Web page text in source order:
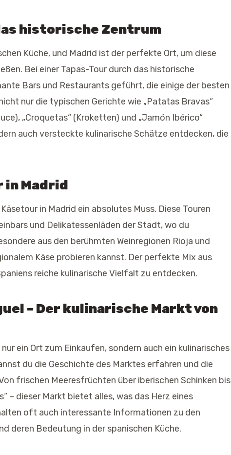
historische Zentrum
Küche, und Madrid ist der perfekte Ort, um diese
Bei einer Tapas-Tour durch das historische
Bars und Restaurants geführt, die einige der besten
nur die typischen Gerichte wie „Patatas Bravas“
„Croquetas“ (Kroketten) und „Jamón Ibérico“
auch versteckte kulinarische Schätze entdecken, die
in Madrid
in Madrid ein absolutes Muss. Diese Touren
und Delikatessenläden der Stadt, wo du
aus den berühmten Weinregionen Rioja und
Käse probieren kannst. Der perfekte Mix aus
reiche kulinarische Vielfalt zu entdecken.
– Der kulinarische Markt von
ein Ort zum Einkaufen, sondern auch ein kulinarisches
du die Geschichte des Marktes erfahren und die
frischen Meeresfrüchten über iberischen Schinken bis
– dieser Markt bietet alles, was das Herz eines
oft auch interessante Informationen zu den
deren Bedeutung in der spanischen Küche.